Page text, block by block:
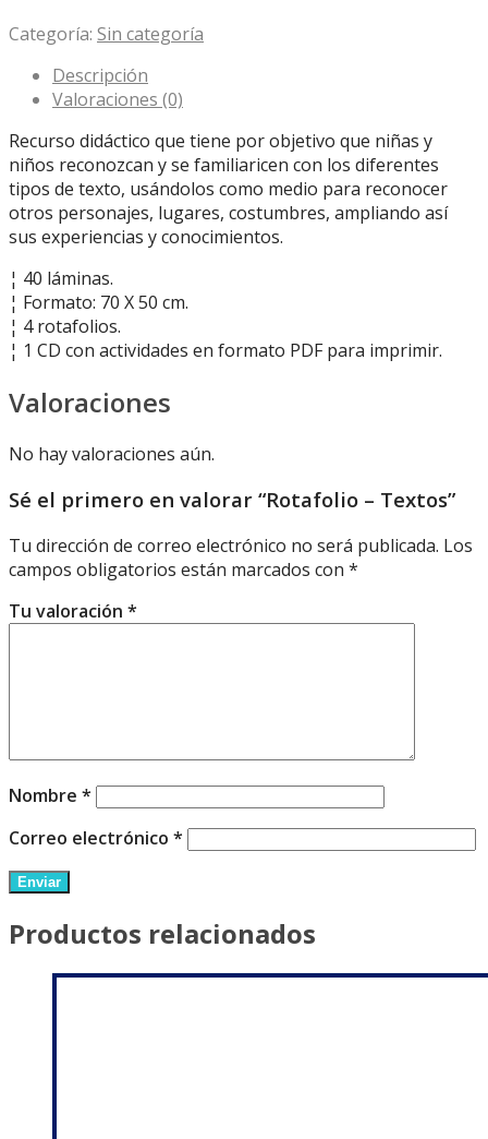
Categoría: Sin categoría
Descripción
Valoraciones (0)
Recurso didáctico que tiene por objetivo que niñas y
niños reconozcan y se familiaricen con los diferentes
tipos de texto, usándolos como medio para reconocer
otros personajes, lugares, costumbres, ampliando así
sus experiencias y conocimientos.
¦ 40 láminas.
¦ Formato: 70 X 50 cm.
¦ 4 rotafolios.
¦ 1 CD con actividades en formato PDF para imprimir.
Valoraciones
No hay valoraciones aún.
Sé el primero en valorar “Rotafolio – Textos”
Tu dirección de correo electrónico no será publicada. Los
campos obligatorios están marcados con *
Tu valoración *
Nombre *
Correo electrónico *
Productos relacionados